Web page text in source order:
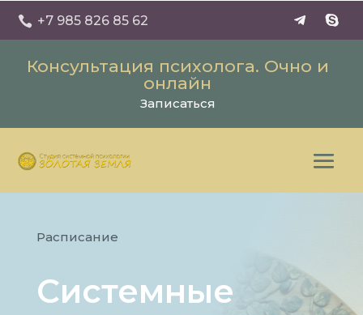
 +7 985 826 85 62
Консультация психолога. Очно и
онлайн
Записаться
Расписание
Системные